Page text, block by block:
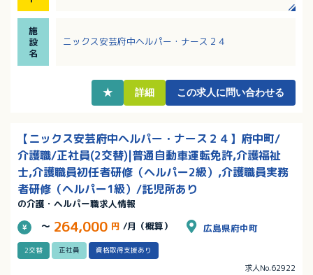
・シフト制で、週2日～4日の勤務で日数の相談可！
・企業主導型保育園と連携しており、子育てに理解の
施
設
名
ニックス安芸府中ヘルパー・ナース２４
★ 詳細 この求人に問い合わせる
【ニックス安芸府中ヘルパー・ナース２４】府中町/
介護職/正社員(2交替)|普通自動車運転免許,介護福祉
士,介護職員初任者研修（ヘルパー2級）,介護職員実務
者研修（ヘルパー1級）/託児所あり
の介護・ヘルパー職求人情報
～ 264,000 円 /月（概算） 広島県府中町
2交替 正社員 資格取得支援あり
求人No.62922